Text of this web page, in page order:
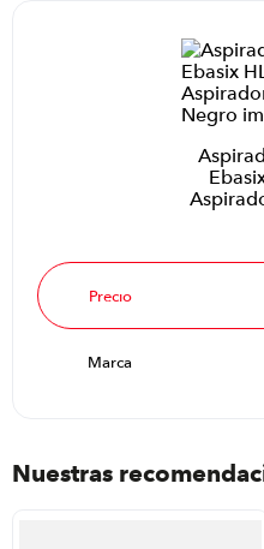
Precio
Marca
Nuestras